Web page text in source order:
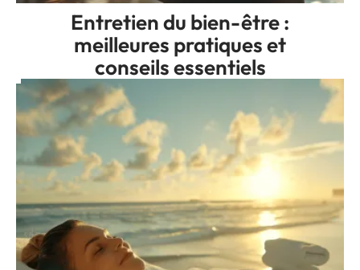
Entretien du bien-être :
meilleures pratiques et
conseils essentiels